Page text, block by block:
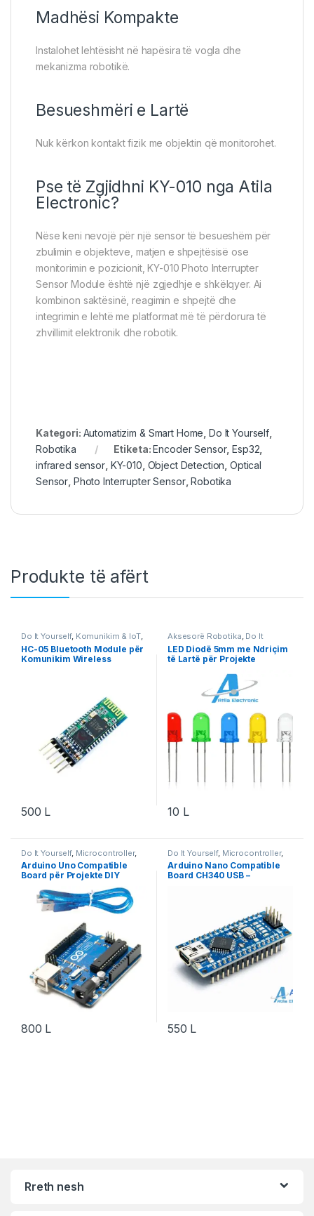
Madhësi Kompakte
Instalohet lehtësisht në hapësira të vogla dhe
mekanizma robotikë.
Besueshmëri e Lartë
Nuk kërkon kontakt fizik me objektin që monitorohet.
Pse të Zgjidhni KY-010 nga Atila
Electronic?
Nëse keni nevojë për një sensor të besueshëm për
zbulimin e objekteve, matjen e shpejtësisë ose
monitorimin e pozicionit, KY-010 Photo Interrupter
Sensor Module është një zgjedhje e shkëlqyer. Ai
kombinon saktësinë, reagimin e shpejtë dhe
integrimin e lehtë me platformat më të përdorura të
zhvillimit elektronik dhe robotik.
Kategori: Automatizim & Smart Home Do It Yourself
Robotika
Etiketa:Encoder Sensor,Esp32
infrared sensor, KY-010 Object Detection ,Optical
Sensor Photo Interrupter Sensor,Robotika
Produkte të afërt
Do It Yourself, Komunikim & IoT,
Projekte & Starter Kit Robotika
HC-05 Bluetooth Module për
Komunikim Wireless
500 L
Aksesorë Robotika Do It
Yourself Projekte & Starter Kit
Robotika
LED Diodë 5mm me Ndriçim
të Lartë për Projekte
10 L
Do It Yourself, Microcontroller,
Projekte & Starter Kit Robotika
Arduino Uno Compatible
Board për Projekte DIY
800 L
Do It Yourself, Microcontroller,
Projekte & Starter Kit Robotika
Arduino Nano Compatible
Board CH340 USB –
550 L
Rreth nesh